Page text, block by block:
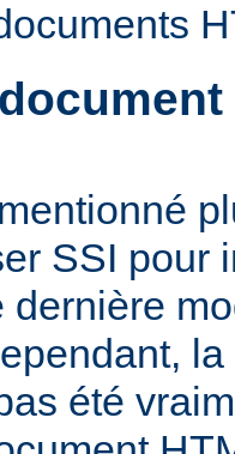
SSI pour
dernière
été